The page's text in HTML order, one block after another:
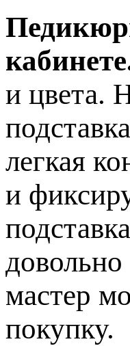
и цвета.
легкая
и
мастер
покупку.